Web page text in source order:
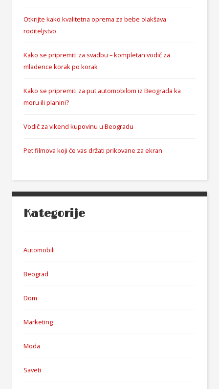
Otkrijte kako kvalitetna oprema za bebe olakšava
roditeljstvo
Kako se pripremiti za svadbu – kompletan vodič za
mladence korak po korak
Kako se pripremiti za put automobilom iz Beograda ka
moru ili planini?
Vodič za vikend kupovinu u Beogradu
Pet filmova koji će vas držati prikovane za ekran
Kategorije
Automobili
Beograd
Dom
Marketing
Moda
Saveti